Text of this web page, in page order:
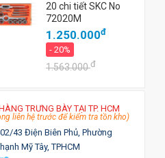
20 chi tiết SKC No
72020M
1.250.000đ
- 20%
1.563.000đ
TRƯNG BÀY TẠI TP. HCM
liên hệ trước để kiểm tra tồn kho)
43 Điện Biên Phủ, Phường
Mỹ Tây, TPHCM